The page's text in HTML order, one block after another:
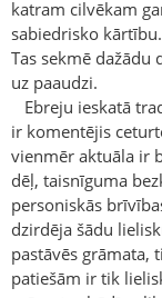
katram cilvēkam
sabiedrisko
Tas sekmē dažādu
uz paaudzi.
Ebreju ieskatā
ir komentējis
vienmēr aktuāla ir
dēļ, taisnīguma
personiskās
dzirdēja šādu
pastāvēs grāmata,
patiešām ir tik